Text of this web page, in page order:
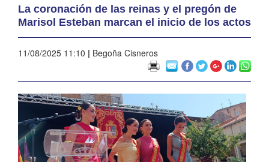
La coronación de las reinas y el pregón de
Marisol Esteban marcan el inicio de los actos
11/08/2025 11:10 | Begoña Cisneros